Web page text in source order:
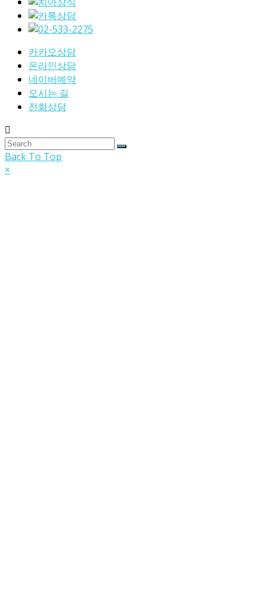
카카오상담
온라인상담
네이버예약
오시는 길
전화상담
Back To Top
×